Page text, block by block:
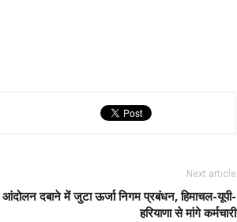
Next article
आंदोलन दबाने में जुटा ऊर्जा निगम प्रबंधन, हिमाचल-यूपी-
हरियाणा से मांगे कर्मचारी